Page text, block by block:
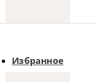
Избранное